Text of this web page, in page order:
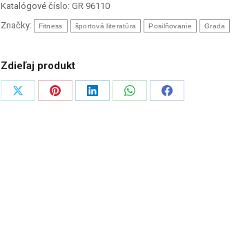
Katalógové číslo: GR 96110
Značky:
Fitness športová literatúra Posilňovanie Grada
Zdieľaj produkt
ZdieľaťZdieľaťZdieľaťZdieľaťZdieľať